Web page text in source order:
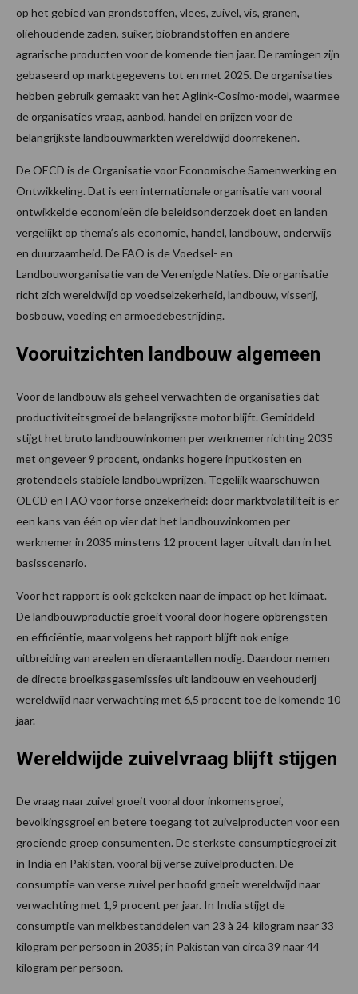
op het gebied van grondstoffen, vlees, zuivel, vis, granen,
oliehoudende zaden, suiker, biobrandstoffen en andere
agrarische producten voor de komende tien jaar. De ramingen zijn
gebaseerd op marktgegevens tot en met 2025. De organisaties
hebben gebruik gemaakt van het Aglink-Cosimo-model, waarmee
de organisaties vraag, aanbod, handel en prijzen voor de
belangrijkste landbouwmarkten wereldwijd doorrekenen.
De OECD is de Organisatie voor Economische Samenwerking en
Ontwikkeling. Dat is een internationale organisatie van vooral
ontwikkelde economieën die beleidsonderzoek doet en landen
vergelijkt op thema’s als economie, handel, landbouw, onderwijs
en duurzaamheid. De FAO is de Voedsel- en
Landbouworganisatie van de Verenigde Naties. Die organisatie
richt zich wereldwijd op voedselzekerheid, landbouw, visserij,
bosbouw, voeding en armoedebestrijding.
Vooruitzichten landbouw algemeen
Voor de landbouw als geheel verwachten de organisaties dat
productiviteitsgroei de belangrijkste motor blijft. Gemiddeld
stijgt het bruto landbouwinkomen per werknemer richting 2035
met ongeveer 9 procent, ondanks hogere inputkosten en
grotendeels stabiele landbouwprijzen. Tegelijk waarschuwen
OECD en FAO voor forse onzekerheid: door marktvolatiliteit is er
een kans van één op vier dat het landbouwinkomen per
werknemer in 2035 minstens 12 procent lager uitvalt dan in het
basisscenario.
Voor het rapport is ook gekeken naar de impact op het klimaat.
De landbouwproductie groeit vooral door hogere opbrengsten
en efficiëntie, maar volgens het rapport blijft ook enige
uitbreiding van arealen en dieraantallen nodig. Daardoor nemen
de directe broeikasgasemissies uit landbouw en veehouderij
wereldwijd naar verwachting met 6,5 procent toe de komende 10
jaar.
Wereldwijde zuivelvraag blijft stijgen
De vraag naar zuivel groeit vooral door inkomensgroei,
bevolkingsgroei en betere toegang tot zuivelproducten voor een
groeiende groep consumenten. De sterkste consumptiegroei zit
in India en Pakistan, vooral bij verse zuivelproducten. De
consumptie van verse zuivel per hoofd groeit wereldwijd naar
verwachting met 1,9 procent per jaar. In India stijgt de
consumptie van melkbestanddelen van 23 à 24 kilogram naar 33
kilogram per persoon in 2035; in Pakistan van circa 39 naar 44
kilogram per persoon.